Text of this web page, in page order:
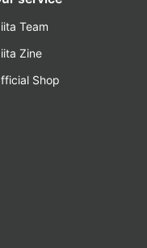
Team
Zine
Shop